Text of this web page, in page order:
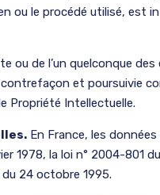
ou le procédé utilisé, est
ou de l’un quelconque
et poursuivie
Propriété Intellectuelle.
En France, les
1978, la loi n° 2004-801
24 octobre 1995.